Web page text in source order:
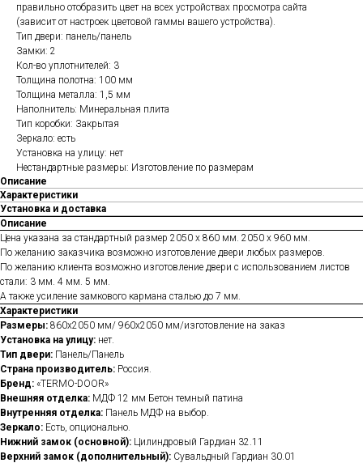
правильно отобразить цвет на всех устройствах просмотра сайта
(зависит от настроек цветовой гаммы вашего устройства).
Тип двери: панель/панель
Замки: 2
Кол-во уплотнителей: 3
Толщина полотна: 100 мм
Толщина металла: 1,5 мм
Наполнитель: Минеральная плита
Тип коробки: Закрытая
Зеркало: есть
Установка на улицу: нет
Нестандартные размеры: Изготовление по размерам
Описание
Характеристики
Установка и доставка
Описание
Цена указана за стандартный размер 2050 х 860 мм. 2050 х 960 мм.
По желанию заказчика возможно изготовление двери любых размеров.
По желанию клиента возможно изготовление двери с использованием листов
стали: 3 мм. 4 мм. 5 мм.
А также усиление замкового кармана сталью до 7 мм.
Характеристики
Размеры: 860х2050 мм/ 960х2050 мм/изготовление на заказ
Установка на улицу: нет.
Тип двери: Панель/Панель
Страна производитель: Россия.
Бренд: «TERMO-DOOR»
Внешняя отделка: МДФ 12 мм Бетон темный патина
Внутренняя отделка: Панель МДФ на выбор.
Зеркало: Есть, опционально.
Нижний замок (основной): Цилиндровый Гардиан 32.11
Верхний замок (дополнительный): Сувальдный Гардиан 30.01